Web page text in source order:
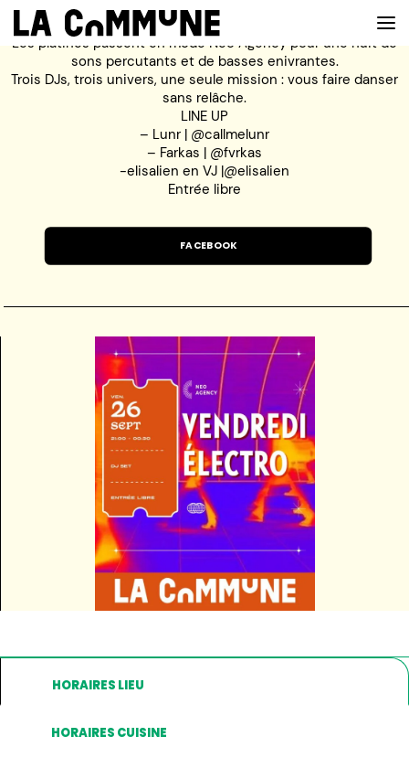
VOIR LA CARTE
CHEFS
PROG’
BAR
RESERVER
À PROPOS
Les platines passent en mode Neo Agency pour une nuit de
sons percutants et de basses enivrantes.
Trois DJs, trois univers, une seule mission : vous faire danser
sans relâche.
LINE UP
– Lunr | @callmelunr
– Farkas | @fvrkas
-elisalien en VJ |@elisalien
Entrée libre
FACEBOOK
HORAIRES LIEU
HORAIRES CUISINE